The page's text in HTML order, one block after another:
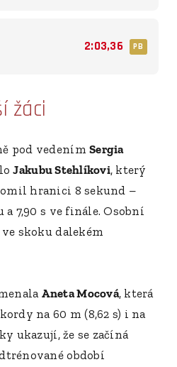
2:03,36 PB
žáci
pod vedenímSergia
Jakubu Stehlíkovi, který
hranici 8 sekund –
a 7,90 s ve finále. Osobní
skoku dalekém
Aneta Mocová, která
na 60 m (8,62 s) i na
ukazují, že se začíná
období